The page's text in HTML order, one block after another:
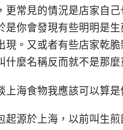
更常見的情況是店家自
是你會發現有些明明是
現。又或者有些店家乾
什麼名稱反而就不是那麼
上海食物我應該可以算是
起源於上海，以前叫生